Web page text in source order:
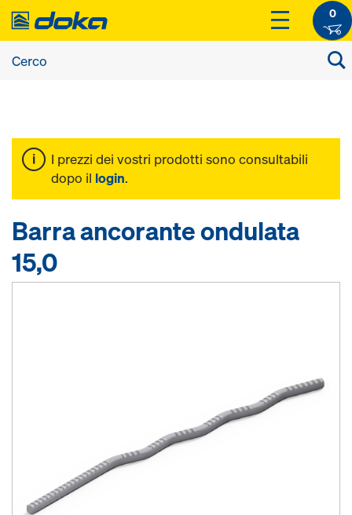
0
I prezzi dei vostri prodotti sono consultabili
dopo il login.
Barra ancorante ondulata
15,0